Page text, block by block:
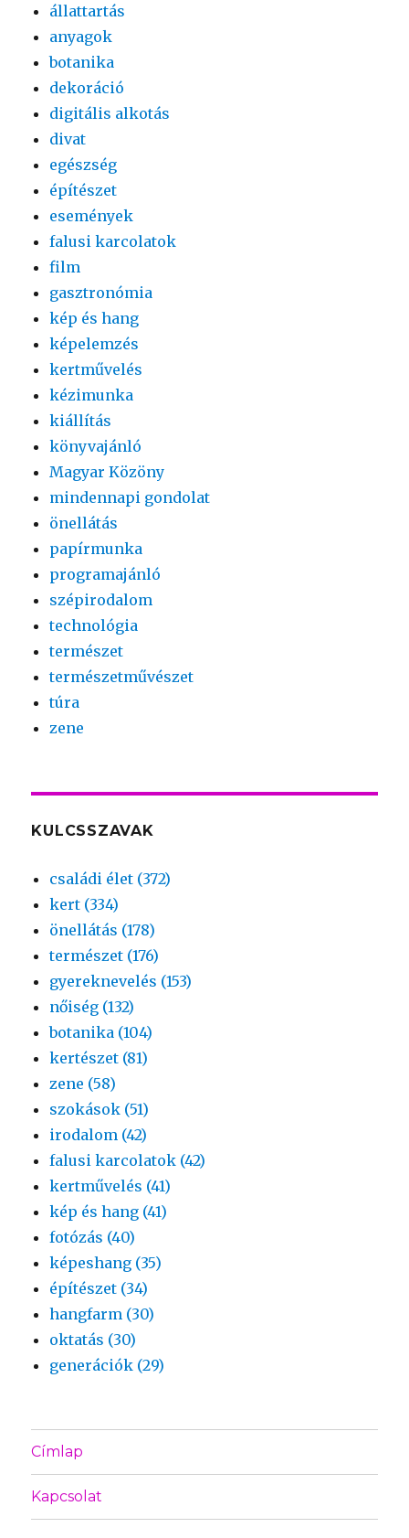
állattartás
anyagok
botanika
dekoráció
digitális alkotás
divat
egészség
építészet
események
falusi karcolatok
film
gasztronómia
kép és hang
képelemzés
kertművelés
kézimunka
kiállítás
könyvajánló
Magyar Közöny
mindennapi gondolat
önellátás
papírmunka
programajánló
szépirodalom
technológia
természet
természetművészet
túra
zene
KULCSSZAVAK
családi élet (372)
kert (334)
önellátás (178)
természet (176)
gyereknevelés (153)
nőiség (132)
botanika (104)
kertészet (81)
zene (58)
szokások (51)
irodalom (42)
falusi karcolatok (42)
kertművelés (41)
kép és hang (41)
fotózás (40)
képeshang (35)
építészet (34)
hangfarm (30)
oktatás (30)
generációk (29)
Címlap
Kapcsolat